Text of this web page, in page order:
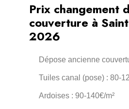
Prix changement
couverture à
2026
Dépose ancienne
Tuiles canal (pose) : 80-
Ardoises : 90-140€/m²